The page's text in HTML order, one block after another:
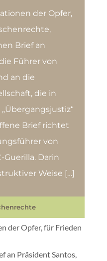
der Opfer,
Brief an
Führer von
an die
die in
Brief richtet
von
Guerilla. Darin
Weise […]
der Opfer, für Frieden
an Präsident Santos,